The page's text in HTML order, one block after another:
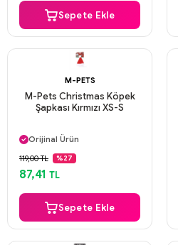
Sepete Ekle
M-PETS
M-Pets Christmas Köpek
Şapkası Kırmızı XS-S
Orijinal Ürün
Güvenli Ödeme
Aynı Gün Kargo
119,00 TL %27
87,41 TL
Sepete Ekle